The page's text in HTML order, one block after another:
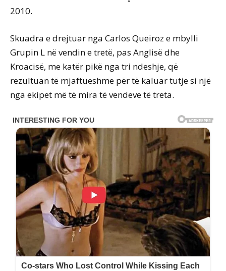
2010.
Skuadra e drejtuar nga Carlos Queiroz e mbylli
Grupin L në vendin e tretë, pas Anglisë dhe
Kroacisë, me katër pikë nga tri ndeshje, që
rezultuan të mjaftueshme për të kaluar tutje si një
nga ekipet më të mira të vendeve të treta.